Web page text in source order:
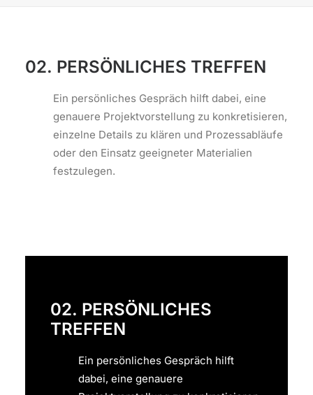
02. PERSÖNLICHES TREFFEN
Ein persönliches Gespräch hilft dabei, eine
genauere Projektvorstellung zu konkretisieren,
einzelne Details zu klären und Prozessabläufe
oder den Einsatz geeigneter Materialien
festzulegen.
02. PERSÖNLICHES
TREFFEN
Ein persönliches Gespräch hilft
dabei, eine genauere